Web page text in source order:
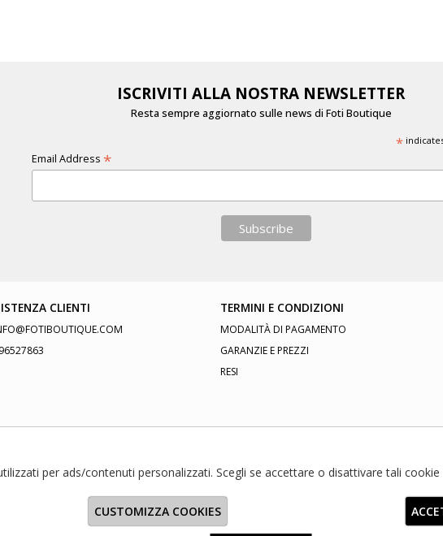
ISCRIVITI ALLA NOSTRA NEWSLETTER
Resta sempre aggiornato sulle news di Foti Boutique
*
Email Address *
CLIENTI TERMINI E CONDIZIONI
MODALITÀ DI PAGAMENTO
GARANZIE E PREZZI
RESI
per ads/contenuti personalizzati. Scegli se accettare o disattivare tali cookie
CUSTOMIZZA COOKIES